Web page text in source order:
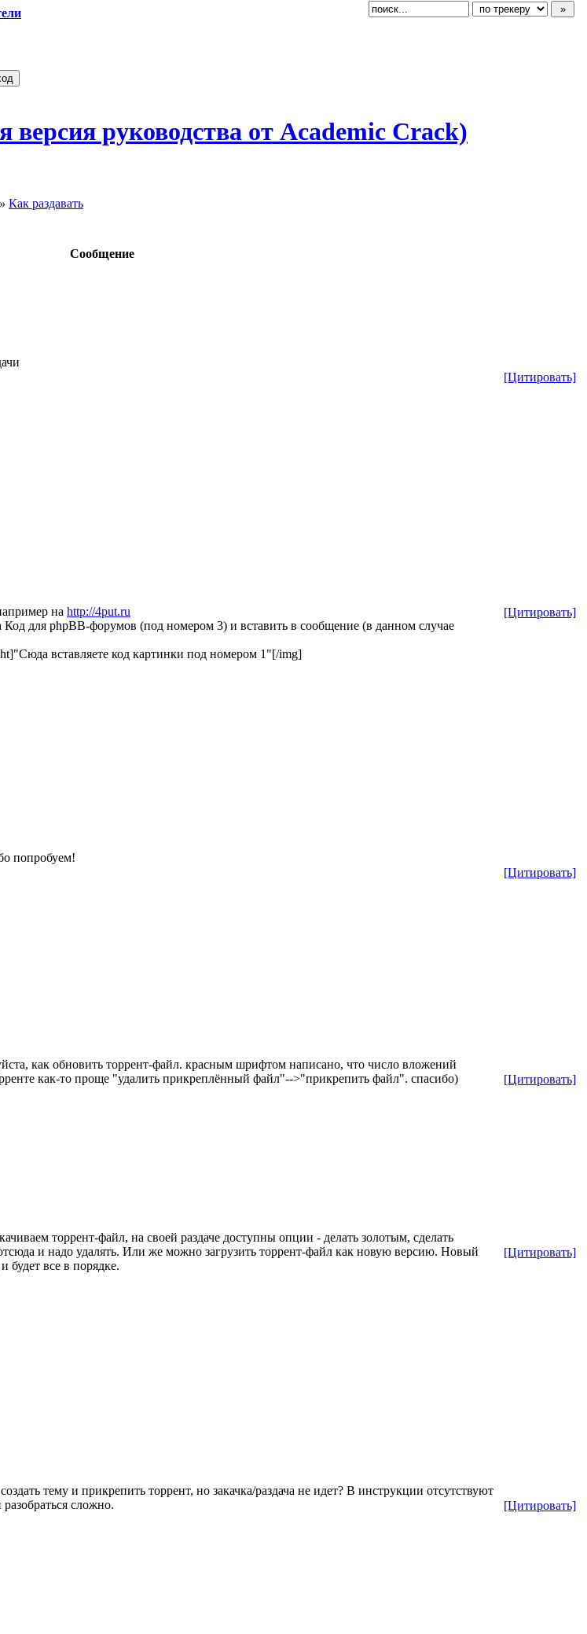
версия руководства от Academic Crack)
» Как раздавать
Сообщение
[Цитировать]
[Цитировать]
на http://4put.ru
Код для phpBB-форумов (под номером 3) и вставить в сообщение (в данном слyчае
вставляете код картинки под номером 1"[/img]
[Цитировать]
попробуем!
[Цитировать]
как обновить торрент-файл. красным шрифтом написано, что число вложений
как-то проще "удалить прикреплённый файл"-->"прикрепить файл". спасибо)
[Цитировать]
торрент-файл, на своей раздаче доступны опции - делать золотым, сделать
и надо удалять. Или же можно загрузить торрент-файл как новую версию. Новый
все в порядке.
[Цитировать]
тему и прикрепить торрент, но закачка/раздача не идет? В инструкции отсутствуют
сложно.